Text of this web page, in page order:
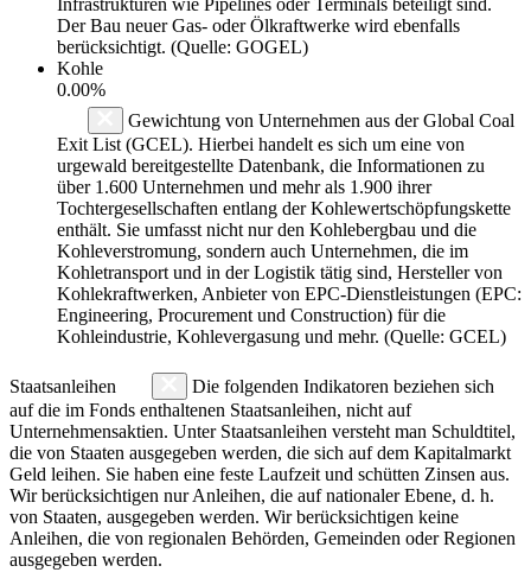
Der Bau neuer Gas- oder Ölkraftwerke wird ebenfalls
berücksichtigt. (Quelle: GOGEL)
Kohle
0.00%
Gewichtung von Unternehmen aus der Global Coal
Exit List (GCEL). Hierbei handelt es sich um eine von
urgewald bereitgestellte Datenbank, die Informationen zu
über 1.600 Unternehmen und mehr als 1.900 ihrer
Tochtergesellschaften entlang der Kohlewertschöpfungskette
enthält. Sie umfasst nicht nur den Kohlebergbau und die
Kohleverstromung, sondern auch Unternehmen, die im
Kohletransport und in der Logistik tätig sind, Hersteller von
Kohlekraftwerken, Anbieter von EPC-Dienstleistungen (EPC:
Engineering, Procurement und Construction) für die
Kohleindustrie, Kohlevergasung und mehr. (Quelle: GCEL)
Staatsanleihen
Die folgenden Indikatoren beziehen sich
auf die im Fonds enthaltenen Staatsanleihen, nicht auf
Unternehmensaktien. Unter Staatsanleihen versteht man Schuldtitel,
die von Staaten ausgegeben werden, die sich auf dem Kapitalmarkt
Geld leihen. Sie haben eine feste Laufzeit und schütten Zinsen aus.
Wir berücksichtigen nur Anleihen, die auf nationaler Ebene, d. h.
von Staaten, ausgegeben werden. Wir berücksichtigen keine
Anleihen, die von regionalen Behörden, Gemeinden oder Regionen
ausgegeben werden.